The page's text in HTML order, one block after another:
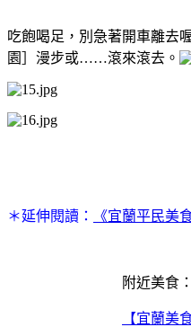
吃飽喝足，別急著開車離去
園］漫步或……滾來滾去。
＊延伸閱讀： 《宜蘭平民美
附近美食：
【宜蘭美